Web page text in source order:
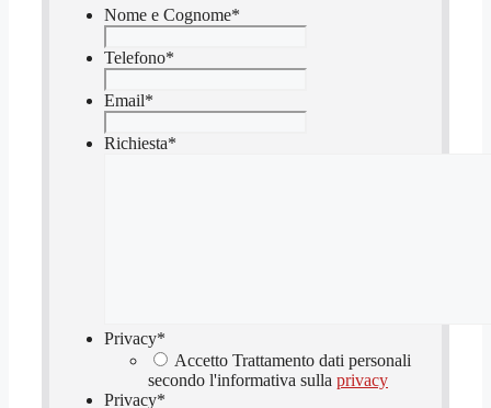
Nome e Cognome*
Telefono*
Email*
Richiesta*
Privacy*
Accetto Trattamento dati personali
secondo l'informativa sulla privacy
Privacy*